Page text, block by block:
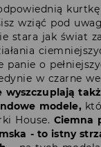
wziąć pod
stara jak świat
panie o
w czarne
wyszczuplają
modele,
House. Ciemna
- to istny